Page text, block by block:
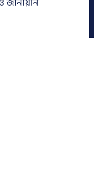
জানায়নি